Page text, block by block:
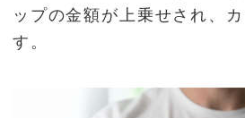
ップの金額が上乗せされ、
す。